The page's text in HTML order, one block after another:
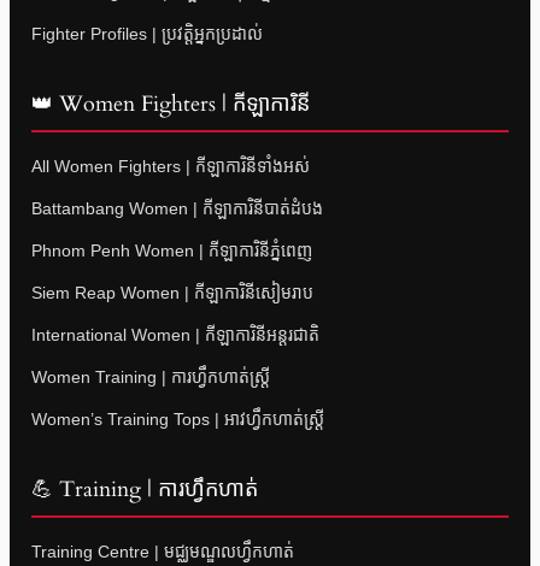
Fighter Profiles | ប្រវត្តិអ្នកប្រដាល់
👑 Women Fighters | កីឡាការិនី
All Women Fighters | កីឡាការិនីទាំងអស់
Battambang Women | កីឡាការិនីបាត់ដំបង
Phnom Penh Women | កីឡាការិនីភ្នំពេញ
Siem Reap Women | កីឡាការិនីសៀមរាប
International Women | កីឡាការិនីអន្តរជាតិ
Women Training | ការហ្វឹកហាត់ស្ត្រី
Women’s Training Tops | អាវហ្វឹកហាត់ស្ត្រី
💪 Training | ការហ្វឹកហាត់
Training Centre | មជ្ឈមណ្ឌលហ្វឹកហាត់